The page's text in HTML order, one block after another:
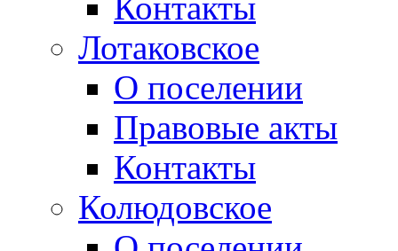
Лотаковское
О поселении
Правовые акты
Контакты
Колюдовское